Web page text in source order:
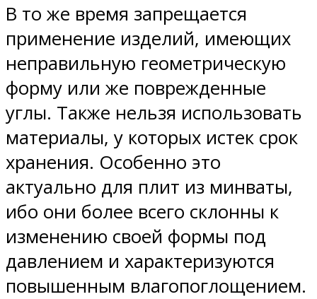
В то же время запрещается
применение изделий, имеющих
неправильную геометрическую
форму или же поврежденные
углы. Также нельзя использовать
материалы, у которых истек срок
хранения. Особенно это
актуально для плит из минваты,
ибо они более всего склонны к
изменению своей формы под
давлением и характеризуются
повышенным влагопоглощением.